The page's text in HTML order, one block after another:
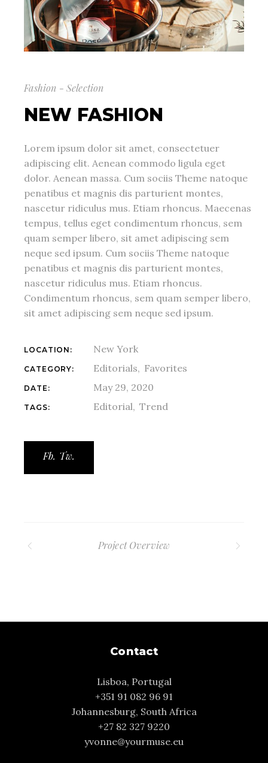
Fashion - Selection
NEW FASHION
Lorem ipsum dolor sit amet, consectetuer
adipiscing elit. Aenean commodo ligula eget
dolor. Aenean massa. Cum sociis Theme natoque
penatibus et magnis dis parturient montes,
nascetur ridiculus mus. Etiam rhoncus. Maecenas
tempus, tellus eget condimentum rhoncus, sem
quam semper libero, sit amet adipiscing sem
neque sed ipsum. Cum sociis Theme natoque
penatibus et magnis dis parturient montes,
nascetur ridiculus mus. Etiam rhoncus.
Condimentum rhoncus, sem quam semper libero,
sit amet adipiscing sem neque sed ipsum.
LOCATION: New York
CATEGORY: Editorials Favorites
DATE: May 29, 2020
TAGS: Editorial Trend
Fb. Tw.
Project Overview
Contact
Lisboa, Portugal
+351 91 082 96 91
Johannesburg, South Africa
+27 82 327 9220
yvonne@yourmuse.eu